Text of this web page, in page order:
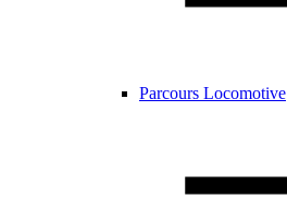
Parcours Locomotive